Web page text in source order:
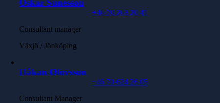
Oskar Sunesson
+46 70 263 20 41
Consultant manager
Växjö / Jönköping
Håkan Olovsson
+46 70-624 26 05
Consultant Manager